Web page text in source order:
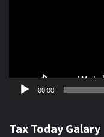
00:00
Tax Today Galary